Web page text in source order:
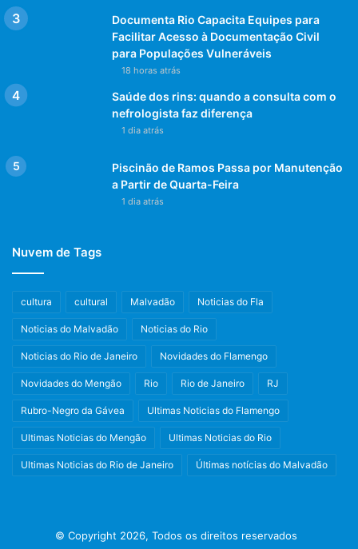
Documenta Rio Capacita Equipes para
Facilitar Acesso à Documentação Civil
para Populações Vulneráveis
18 horas atrás
Saúde dos rins: quando a consulta com o
nefrologista faz diferença
1 dia atrás
Piscinão de Ramos Passa por Manutenção
a Partir de Quarta-Feira
1 dia atrás
Nuvem de Tags
cultura cultural Malvadão Noticias do Fla
Noticias do Malvadão Noticias do Rio
Noticias do Rio de Janeiro Novidades do Flamengo
Novidades do Mengão Rio Rio de Janeiro RJ
Rubro-Negro da Gávea Ultimas Noticias do Flamengo
Ultimas Noticias do Mengão Ultimas Noticias do Rio
Ultimas Noticias do Rio de Janeiro Últimas notícias do Malvadão
© Copyright 2026, Todos os direitos reservados